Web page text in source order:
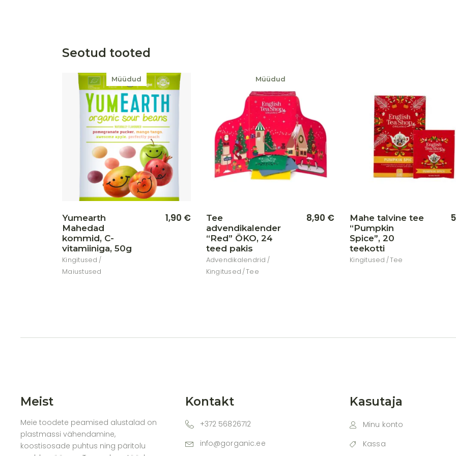
Seotud tooted
Müüdud
Yumearth
Mahedad
kommid, C-
vitamiiniga, 50g
Kingitused
Maiustused
1,90 €
Müüdud
Tee
advendikalender
“Red” ÖKO, 24
teed pakis
Advendikalendrid
Kingitused Tee
8,90 €
Mahe talvine tee
“Pumpkin
Spice”, 20
teekotti
Kingitused Tee
Meist
Meie toodete peamised alustalad on
plastmassi vähendamine,
koostisosade puhtus ning päritolu
Kontakt
+372 56826712
info@gorganic.ee
Kasutaja
Minu konto
Kassa